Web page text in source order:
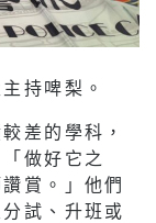
持啤梨。
差的學科，
做好它之
賞。」他們
試、升班或